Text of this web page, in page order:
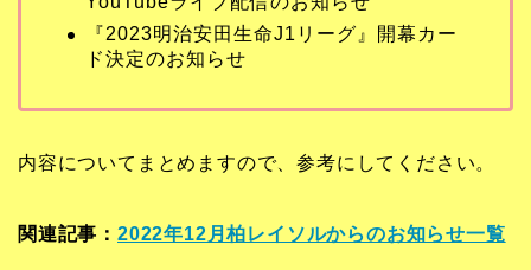
『2023明治安田生命J1リーグ』開幕カー
ド決定のお知らせ
内容についてまとめますので、参考にしてください。
関連記事： 2022年12月柏レイソルからのお知らせ一覧